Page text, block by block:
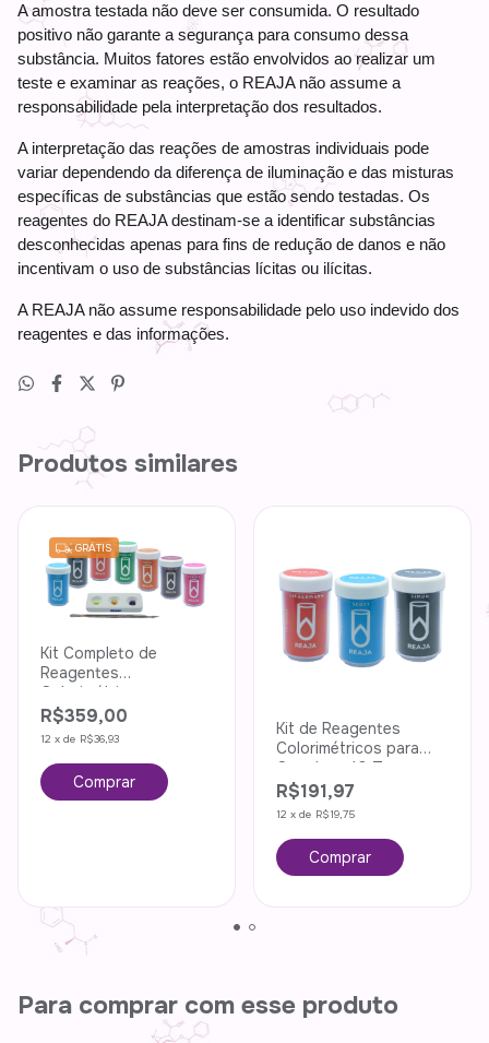
A amostra testada não deve ser consumida. O resultado
positivo não garante a segurança para consumo dessa
substância. Muitos fatores estão envolvidos ao realizar um
teste e examinar as reações, o REAJA não assume a
responsabilidade pela interpretação dos resultados.
A interpretação das reações de amostras individuais pode
variar dependendo da diferença de iluminação e das misturas
específicas de substâncias que estão sendo testadas. Os
reagentes do REAJA destinam-se a identificar substâncias
desconhecidas apenas para fins de redução de danos e não
incentivam o uso de substâncias lícitas ou ilícitas.
A REAJA não assume responsabilidade pelo uso indevido dos
reagentes e das informações.
Produtos similares
GRÁTIS
Kit Completo de
Reagentes
Colorimétricos
R$359,00
12 x de R$36,93
Kit de Reagentes
Colorimétricos para
Cocaína - 10 Testes
R$191,97
12 x de R$19,75
Para comprar com esse produto